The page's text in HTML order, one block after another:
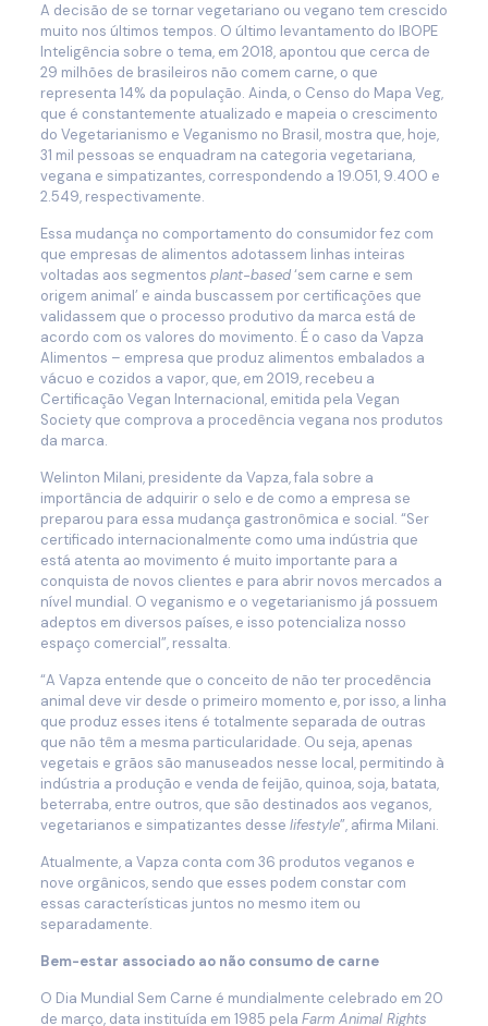
A decisão de se tornar vegetariano ou vegano tem crescido
muito nos últimos tempos. O último levantamento do IBOPE
Inteligência sobre o tema, em 2018, apontou que cerca de
29 milhões de brasileiros não comem carne, o que
representa 14% da população. Ainda, o Censo do Mapa Veg,
que é constantemente atualizado e mapeia o crescimento
do Vegetarianismo e Veganismo no Brasil, mostra que, hoje,
31 mil pessoas se enquadram na categoria vegetariana,
vegana e simpatizantes, correspondendo a 19.051, 9.400 e
2.549, respectivamente.
Essa mudança no comportamento do consumidor fez com
que empresas de alimentos adotassem linhas inteiras
voltadas aos segmentos plant-based‘sem carne e sem
origem animal’ e ainda buscassem por certificações que
validassem que o processo produtivo da marca está de
acordo com os valores do movimento. É o caso da Vapza
Alimentos – empresa que produz alimentos embalados a
vácuo e cozidos a vapor, que, em 2019, recebeu a
Certificação Vegan Internacional, emitida pela Vegan
Society que comprova a procedência vegana nos produtos
da marca.
Welinton Milani, presidente da Vapza, fala sobre a
importância de adquirir o selo e de como a empresa se
preparou para essa mudança gastronômica e social. “Ser
certificado internacionalmente como uma indústria que
está atenta ao movimento é muito importante para a
conquista de novos clientes e para abrir novos mercados a
nível mundial. O veganismo e o vegetarianismo já possuem
adeptos em diversos países, e isso potencializa nosso
espaço comercial”, ressalta.
“A Vapza entende que o conceito de não ter procedência
animal deve vir desde o primeiro momento e, por isso, a linha
que produz esses itens é totalmente separada de outras
que não têm a mesma particularidade. Ou seja, apenas
vegetais e grãos são manuseados nesse local, permitindo à
indústria a produção e venda de feijão, quinoa, soja, batata,
beterraba, entre outros, que são destinados aos veganos,
vegetarianos e simpatizantes desse lifestyle”, afirma Milani.
Atualmente, a Vapza conta com 36 produtos veganos e
nove orgânicos, sendo que esses podem constar com
essas características juntos no mesmo item ou
separadamente.
Bem-estar associado ao não consumo de carne
O Dia Mundial Sem Carne é mundialmente celebrado em 20
de março, data instituída em 1985 pela Farm Animal Rights